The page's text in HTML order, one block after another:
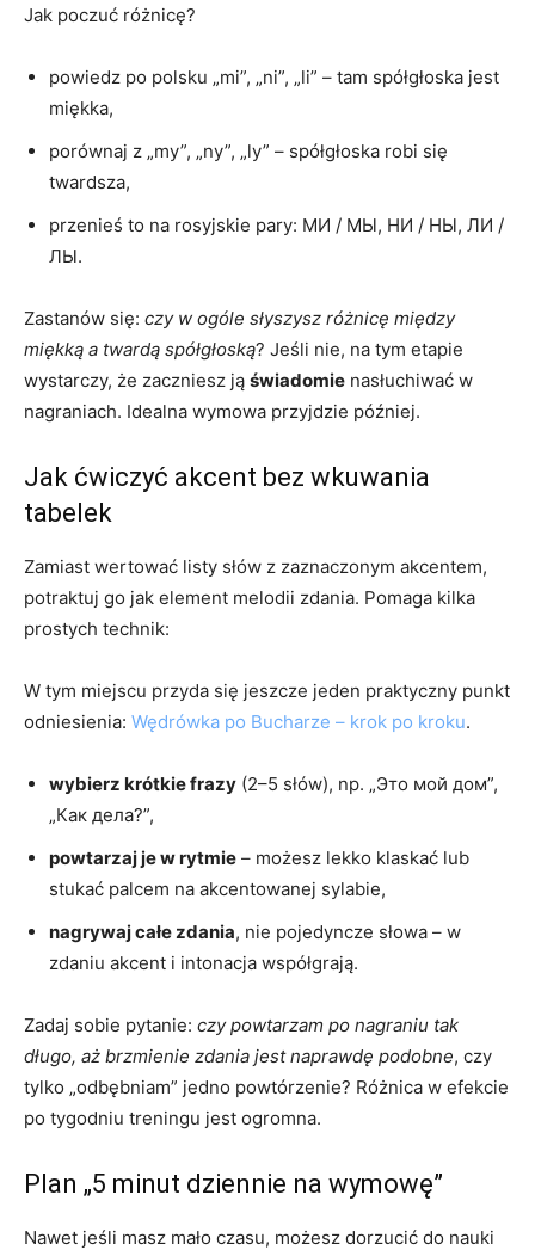
Jak poczuć różnicę?
powiedz po polsku „mi”, „ni”, „li” – tam spółgłoska jest
miękka,
porównaj z „my”, „ny”, „ly” – spółgłoska robi się
twardsza,
przenieś to na rosyjskie pary: МИ / МЫ, НИ / НЫ, ЛИ /
ЛЫ.
Zastanów się: czy w ogóle słyszysz różnicę między
miękką a twardą spółgłoską? Jeśli nie, na tym etapie
wystarczy, że zaczniesz ją świadomie nasłuchiwać w
nagraniach. Idealna wymowa przyjdzie później.
Jak ćwiczyć akcent bez wkuwania
tabelek
Zamiast wertować listy słów z zaznaczonym akcentem,
potraktuj go jak element melodii zdania. Pomaga kilka
prostych technik:
W tym miejscu przyda się jeszcze jeden praktyczny punkt
odniesienia: Wędrówka po Bucharze – krok po kroku.
wybierz krótkie frazy (2–5 słów), np. „Это мой дом”,
„Как дела?”,
powtarzaj je w rytmie – możesz lekko klaskać lub
stukać palcem na akcentowanej sylabie,
nagrywaj całe zdania, nie pojedyncze słowa – w
zdaniu akcent i intonacja współgrają.
Zadaj sobie pytanie: czy powtarzam po nagraniu tak
długo, aż brzmienie zdania jest naprawdę podobne, czy
tylko „odbębniam” jedno powtórzenie? Różnica w efekcie
po tygodniu treningu jest ogromna.
Plan „5 minut dziennie na wymowę”
Nawet jeśli masz mało czasu, możesz dorzucić do nauki